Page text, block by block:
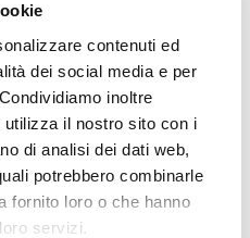
contenuti ed
dei social media e per
inoltre
il nostro sito con i
di analisi dei dati web,
potrebbero combinarle
fornito loro o che hanno
servizi.
ha
milione di
anni